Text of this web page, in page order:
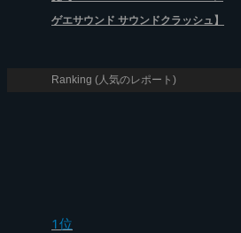
ゲエサウンド サウンドクラッシュ】
Ranking (人気のレポート)
1位